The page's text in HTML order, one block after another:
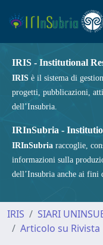
IRIS - Institutional
IRIS è il sistema di
progetti, pubblicazioni,
dell’Insubria.
IRInSubria -
IRInSubria raccoglie,
informazioni sulla
dell’Insubria anche ai fini
IRIS SIARI
Articolo su Rivista